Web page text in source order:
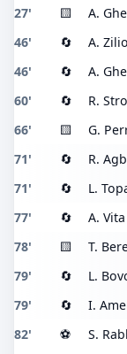
27' 🟨 A.
46' 🔄 A. Zilio
46' 🔄 A.
60' 🔄 R.
66' 🟨 G.
71' 🔄 R.
71' 🔄 L.
77' 🔄 A. Vita
78' 🟨 T.
79' 🔄 L.
79' 🔄 I.
82' ⚽ S.